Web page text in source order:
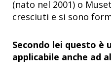
(nato nel 2001) o
cresciuti e si sono
Secondo lei questo è
applicabile anche ad